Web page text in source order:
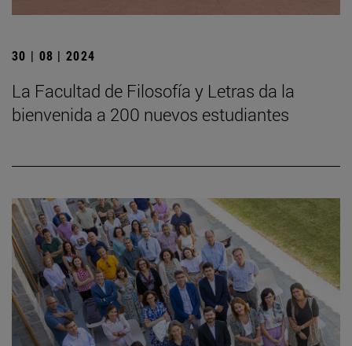
30 | 08 | 2024
La Facultad de Filosofía y Letras da la
bienvenida a 200 nuevos estudiantes